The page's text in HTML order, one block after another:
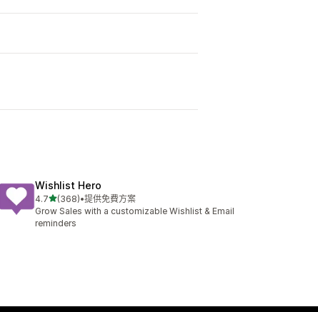
Wishlist Hero
4.7滿分 5 顆星
(368)
共有 368 則評價
•提供免費方案
Grow Sales with a customizable Wishlist & Email
reminders